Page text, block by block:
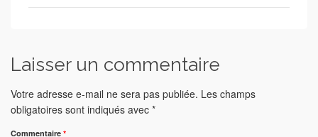
Laisser un commentaire
Votre adresse e-mail ne sera pas publiée. Les champs
obligatoires sont indiqués avec *
Commentaire *